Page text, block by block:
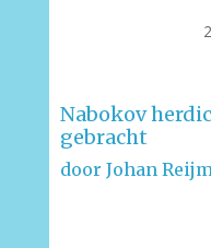
Nabokov
gebracht
door Johan